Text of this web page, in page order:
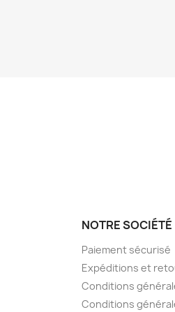
NOTRE SOCIÉTÉ
Paiement sécurisé
Expéditions et
Conditions
Conditions